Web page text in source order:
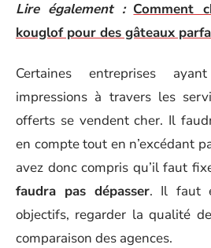
Lire également : Comment
kouglof pour des gâteaux
Certaines entreprises
impressions à travers les
offerts se vendent cher. Il
en compte tout en n’excédant
avez donc compris qu’il faut
faudra pas dépasser. Il faut
objectifs, regarder la qualité
comparaison des agences.